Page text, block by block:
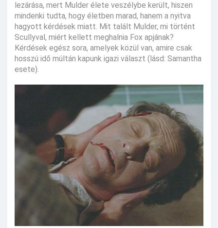
lezárása, mert Mulder élete veszélybe került, hiszen
mindenki tudta, hogy életben marad, hanem a nyitva
hagyott kérdések miatt. Mit talált Mulder, mi történt
Scullyval, miért kellett meghalnia Fox apjának?
Kérdések egész sora, amelyek közül van, amire csak
hosszú idő múltán kapunk igazi választ (lásd: Samantha
esete).